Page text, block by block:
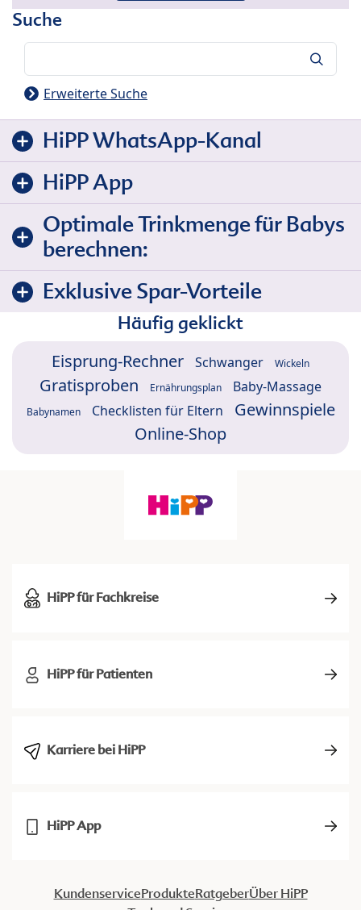
Suche
Erweiterte Suche
HiPP WhatsApp-Kanal
HiPP App
Optimale Trinkmenge für Babys
berechnen:
Exklusive Spar-Vorteile
Häufig geklickt
Eisprung-Rechner Schwanger Wickeln
Gratisproben Ernährungsplan Baby-Massage
Babynamen Checklisten für Eltern
Gewinnspiele
Online-Shop
HiPP für Fachkreise
HiPP für Patienten
Karriere bei HiPP
HiPP App
KundenserviceProdukteRatgeberÜber HiPP